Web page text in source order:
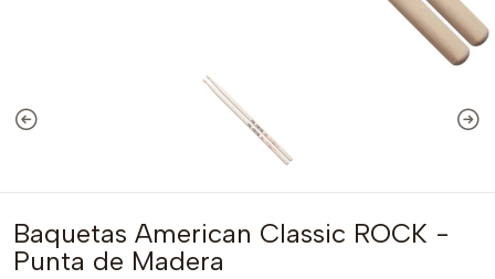
Baquetas American Classic ROCK -
Punta de Madera